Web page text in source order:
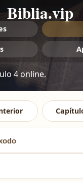
Biblia.vip
4 online.